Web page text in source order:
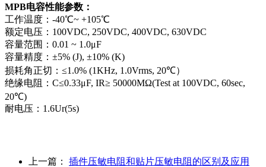
MPB电容性能参数：
工作温度：-40℃~ +105℃
额定电压：100VDC, 250VDC, 400VDC, 630VDC
容量范围：0.01 ~ 1.0μF
容量精度：±5% (J), ±10% (K)
损耗角正切：≤1.0% (1KHz, 1.0Vrms, 20℃）
绝缘电阻：C≤0.33μF, IR≥ 50000MΩ(Test at 100VDC, 60sec,
20℃)
耐电压：1.6Ur(5s)
上一篇： 插件压敏电阻和贴片压敏电阻的区别及应用